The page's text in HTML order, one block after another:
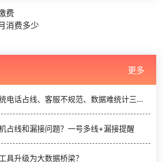
费
消费多少
更多
占线、客服不规范、数据难统计三大难题？
占线和漏接问题？一号多线+漏接提醒
具升级为大数据桥梁？